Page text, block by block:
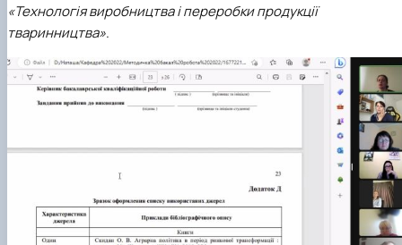
«Технологія виробництва і переробки продукції
тваринництва».